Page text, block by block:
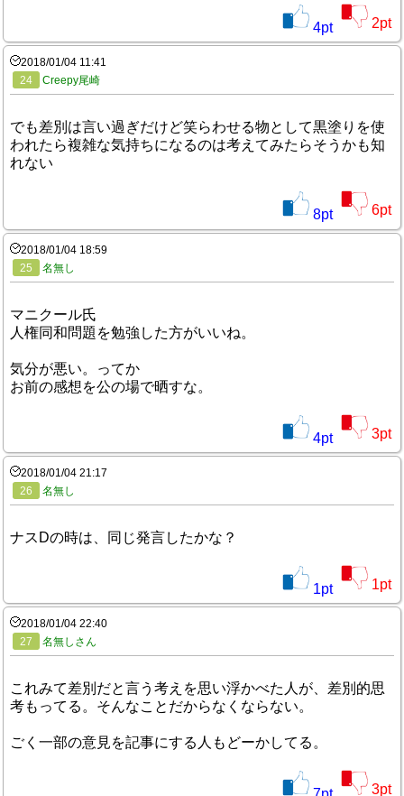
4pt 2pt
2018/01/04 11:41
24
Creepy尾崎
でも差別は言い過ぎだけど笑らわせる物として黒塗りを使
われたら複雑な気持ちになるのは考えてみたらそうかも知
れない
8pt 6pt
2018/01/04 18:59
25
名無し
マニクール氏
人権同和問題を勉強した方がいいね。
気分が悪い。ってか
お前の感想を公の場で晒すな。
4pt 3pt
2018/01/04 21:17
26
名無し
ナスDの時は、同じ発言したかな？
1pt 1pt
2018/01/04 22:40
27
名無しさん
これみて差別だと言う考えを思い浮かべた人が、差別的思
考もってる。そんなことだからなくならない。
ごく一部の意見を記事にする人もどーかしてる。
3pt